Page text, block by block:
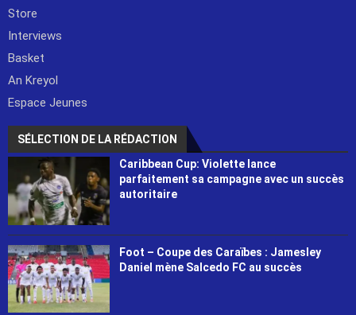
Store
Interviews
Basket
An Kreyol
Espace Jeunes
SÉLECTION DE LA RÉDACTION
Caribbean Cup: Violette lance
parfaitement sa campagne avec un succès
autoritaire
Foot – Coupe des Caraïbes : Jamesley
Daniel mène Salcedo FC au succès